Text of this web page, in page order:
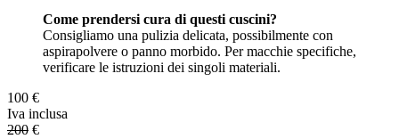
Come prendersi cura di questi cuscini?
Consigliamo una pulizia delicata, possibilmente con
aspirapolvere o panno morbido. Per macchie specifiche,
verificare le istruzioni dei singoli materiali.
100 €
Iva inclusa
200 €